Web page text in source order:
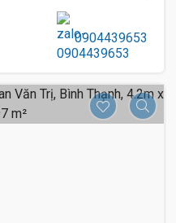
0904439653